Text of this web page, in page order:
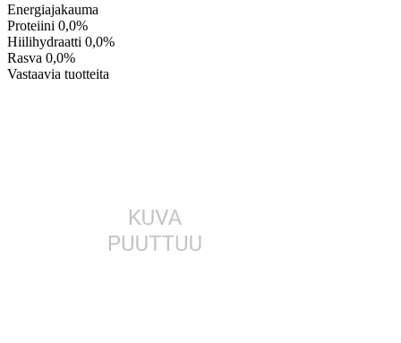
Energiajakauma
Proteiini 0,0%
Hiilihydraatti 0,0%
Rasva 0,0%
Vastaavia tuotteita